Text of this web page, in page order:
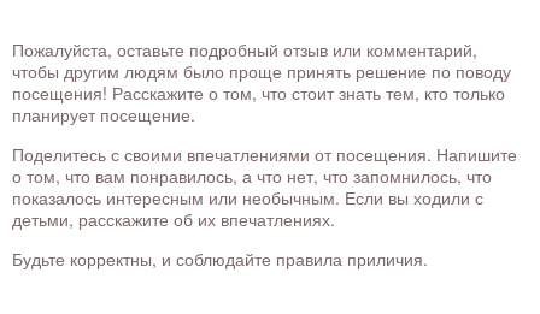
Пожалуйста, оставьте подробный отзыв или комментарий,
чтобы другим людям было проще принять решение по поводу
посещения! Расскажите о том, что стоит знать тем, кто только
планирует посещение.
Поделитесь с своими впечатлениями от посещения. Напишите
о том, что вам понравилось, а что нет, что запомнилось, что
показалось интересным или необычным. Если вы ходили с
детьми, расскажите об их впечатлениях.
Будьте корректны, и соблюдайте правила приличия.